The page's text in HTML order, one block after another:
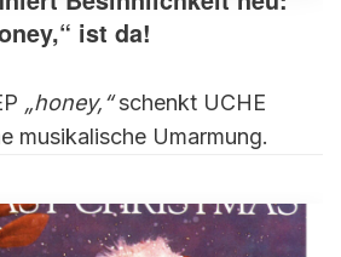
ist da!
„honey,“schenkt UCHE
musikalische Umarmung.